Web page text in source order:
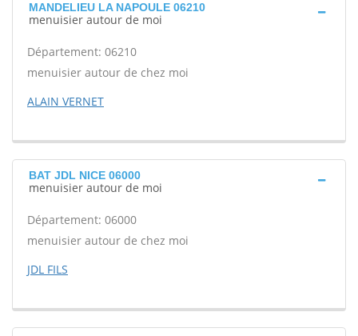
MANDELIEU LA NAPOULE 06210
menuisier autour de moi
Département: 06210
menuisier autour de chez moi
ALAIN VERNET
BAT JDL NICE 06000
menuisier autour de moi
Département: 06000
menuisier autour de chez moi
JDL FILS